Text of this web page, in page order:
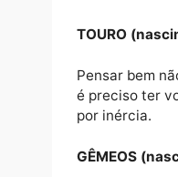
As
haveria um